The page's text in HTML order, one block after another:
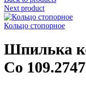
Next product
Кольцо стопорное
Шпилька
Co